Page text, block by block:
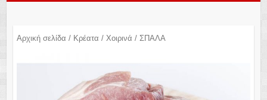
Αρχική σελίδα / Κρέατα / Χοιρινά / ΣΠΑΛΑ